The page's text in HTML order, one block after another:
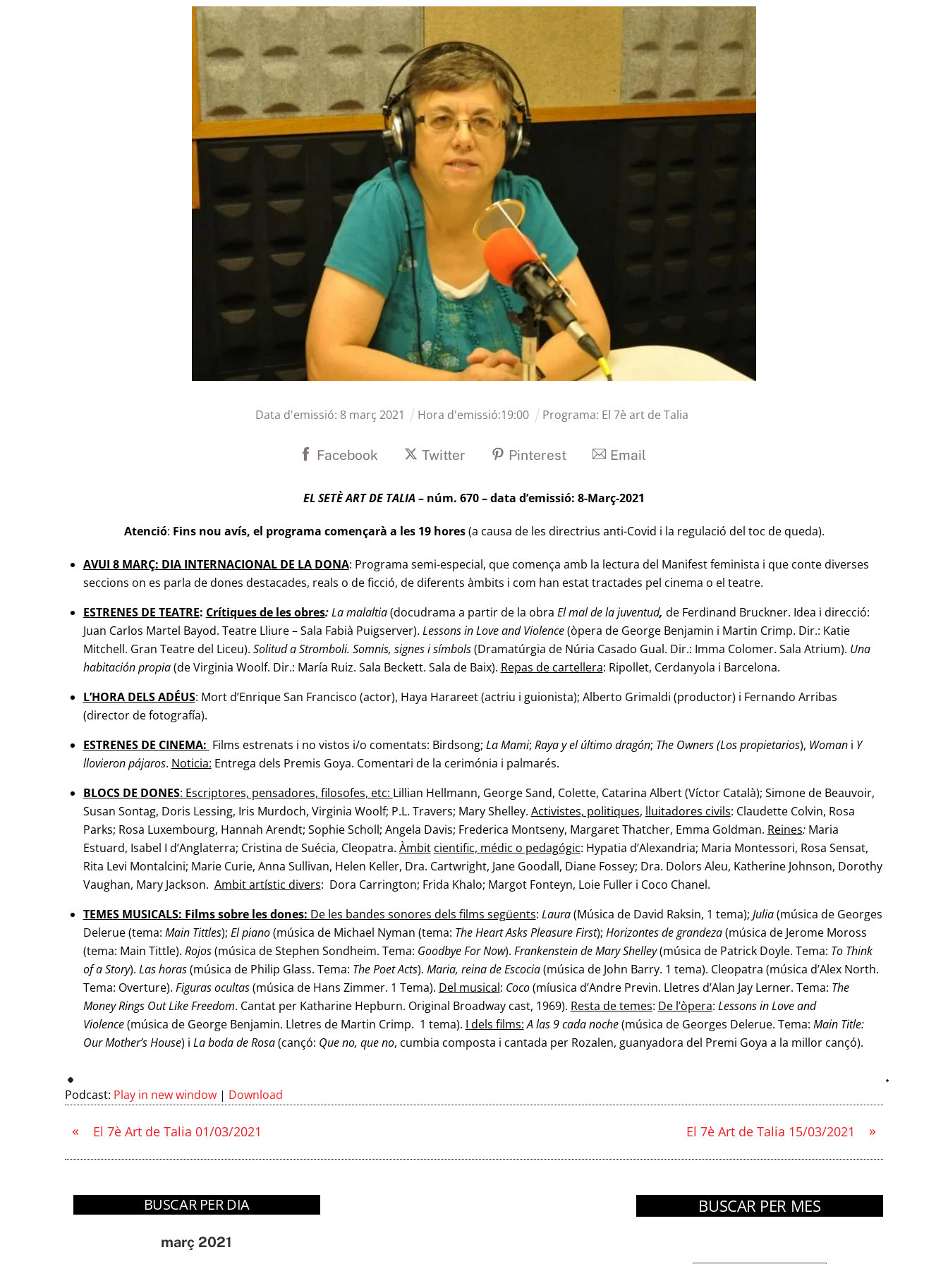
Data d'emissió: 8 març 2021 Hora d'emissió:19:00 Programa: El 7è art de Talia
Facebook Twitter Pinterest Email
EL SETÈ ART DE TALIA – núm. 670 – data d’emissió: 8-Març-2021
Atenció: Fins nou avís, el programa començarà a les 19 hores(a causa de les directrius anti-Covid i la regulació del toc de queda).
AVUI 8 MARÇ: DIA INTERNACIONAL DE LA DONA: Programa semi-especial, que comença amb la lectura del Manifest feminista i que conte diverses
seccions on es parla de dones destacades, reals o de ficció, de diferents àmbits i com han estat tractades pel cinema o el teatre.
ESTRENES DE TEATRE: Crítiques de les obres:La malaltia(docudrama a partir de la obra El mal de la juventud, de Ferdinand Bruckner. Idea i direcció:
Juan Carlos Martel Bayod. Teatre Lliure – Sala Fabià Puigserver). Lessons in Love and Violence(òpera de George Benjamin i Martin Crimp. Dir.: Katie
Mitchell. Gran Teatre del Liceu). Solitud a Stromboli. Somnis, signes i símbols(Dramatúrgia de Núria Casado Gual. Dir.: Imma Colomer. Sala Atrium). Una
habitación propia(de Virginia Woolf. Dir.: María Ruiz. Sala Beckett. Sala de Baix). Repas de cartellera: Ripollet, Cerdanyola i Barcelona.
L’HORA DELS ADÉUS: Mort d’Enrique San Francisco (actor), Haya Harareet (actriu i guionista); Alberto Grimaldi (productor) i Fernando Arribas
(director de fotografía).
ESTRENES DE CINEMA: Films estrenats i no vistos i/o comentats: Birdsong; La Mami; Raya y el último dragón; The Owners (Los propietarios), Womani Y
llovieron pájaros. Noticia: Entrega dels Premis Goya. Comentari de la cerimónia i palmarés.
BLOCS DE DONES: Escriptores, pensadores, filosofes, etc: Lillian Hellmann, George Sand, Colette, Catarina Albert (Víctor Català); Simone de Beauvoir,
Susan Sontag, Doris Lessing, Iris Murdoch, Virginia Woolf; P.L. Travers; Mary Shelley. Activistes, politiques, lluitadores civils: Claudette Colvin, Rosa
Parks; Rosa Luxembourg, Hannah Arendt; Sophie Scholl; Angela Davis; Frederica Montseny, Margaret Thatcher, Emma Goldman. Reines:Maria
Estuard, Isabel I d’Anglaterra; Cristina de Suécia, Cleopatra. Àmbit cientific, médic o pedagógic: Hypatia d’Alexandria; Maria Montessori, Rosa Sensat,
Rita Levi Montalcini; Marie Curie, Anna Sullivan, Helen Keller, Dra. Cartwright, Jane Goodall, Diane Fossey; Dra. Dolors Aleu, Katherine Johnson, Dorothy
Vaughan, Mary Jackson. Ambit artístic divers: Dora Carrington; Frida Khalo; Margot Fonteyn, Loie Fuller i Coco Chanel.
TEMES MUSICALS: Films sobre les dones: De les bandes sonores dels films següents: Laura(Música de David Raksin, 1 tema); Julia(música de Georges
Delerue (tema: Main Tittles); El piano(música de Michael Nyman (tema: The Heart Asks Pleasure First); Horizontes de grandeza(música de Jerome Moross
(tema: Main Tittle). Rojos(música de Stephen Sondheim. Tema: Goodbye For Now). Frankenstein de Mary Shelley(música de Patrick Doyle. Tema: To Think
of a Story). Las horas(música de Philip Glass. Tema: The Poet Acts). Maria, reina de Escocia(música de John Barry. 1 tema). Cleopatra (música d’Alex North.
Tema: Overture). Figuras ocultas(música de Hans Zimmer. 1 Tema). Del musical: Coco(míusica d’Andre Previn. Lletres d’Alan Jay Lerner. Tema: The
Money Rings Out Like Freedom. Cantat per Katharine Hepburn. Original Broadway cast, 1969). Resta de temes: De l’òpera: Lessons in Love and
Violence(música de George Benjamin. Lletres de Martin Crimp. 1 tema). I dels films: A las 9 cada noche(música de Georges Delerue. Tema: Main Title:
Our Mother’s House) i La boda de Rosa(cançó: Que no, que no, cumbia composta i cantada per Rozalen, guanyadora del Premi Goya a la millor cançó).
Podcast: Play in new window | Download
« El 7è Art de Talia 01/03/2021 »
El 7è Art de Talia 15/03/2021
BUSCAR PER DIA
març 2021
BUSCAR PER MES